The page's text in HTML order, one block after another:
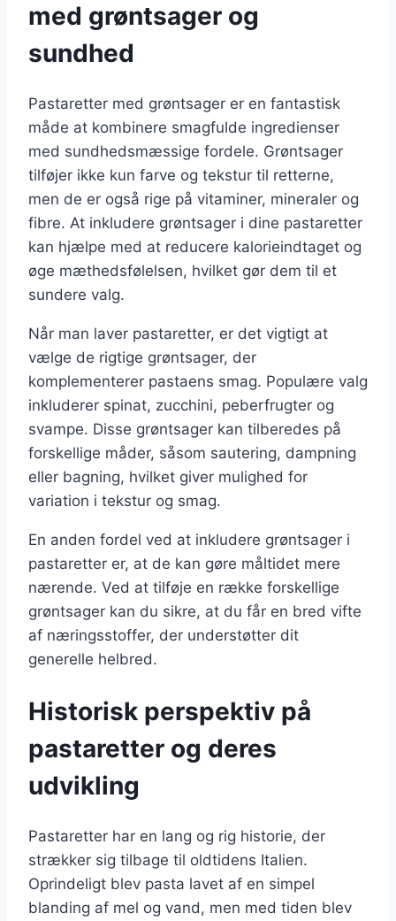
med grøntsager og
sundhed
Pastaretter med grøntsager er en fantastisk
måde at kombinere smagfulde ingredienser
med sundhedsmæssige fordele. Grøntsager
tilføjer ikke kun farve og tekstur til retterne,
men de er også rige på vitaminer, mineraler og
fibre. At inkludere grøntsager i dine pastaretter
kan hjælpe med at reducere kalorieindtaget og
øge mæthedsfølelsen, hvilket gør dem til et
sundere valg.
Når man laver pastaretter, er det vigtigt at
vælge de rigtige grøntsager, der
komplementerer pastaens smag. Populære valg
inkluderer spinat, zucchini, peberfrugter og
svampe. Disse grøntsager kan tilberedes på
forskellige måder, såsom sautering, dampning
eller bagning, hvilket giver mulighed for
variation i tekstur og smag.
En anden fordel ved at inkludere grøntsager i
pastaretter er, at de kan gøre måltidet mere
nærende. Ved at tilføje en række forskellige
grøntsager kan du sikre, at du får en bred vifte
af næringsstoffer, der understøtter dit
generelle helbred.
Historisk perspektiv på
pastaretter og deres
udvikling
Pastaretter har en lang og rig historie, der
strækker sig tilbage til oldtidens Italien.
Oprindeligt blev pasta lavet af en simpel
blanding af mel og vand, men med tiden blev